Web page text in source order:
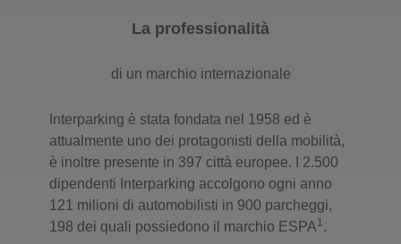
La professionalità
di un marchio internazionale
Interparking è stata fondata nel 1958 ed è
attualmente uno dei protagonisti della mobilità,
è inoltre presente in 397 città europee. I 2.500
dipendenti Interparking accolgono ogni anno
121 milioni di automobilisti in 900 parcheggi,
198 dei quali possiedono il marchio ESPA1 .